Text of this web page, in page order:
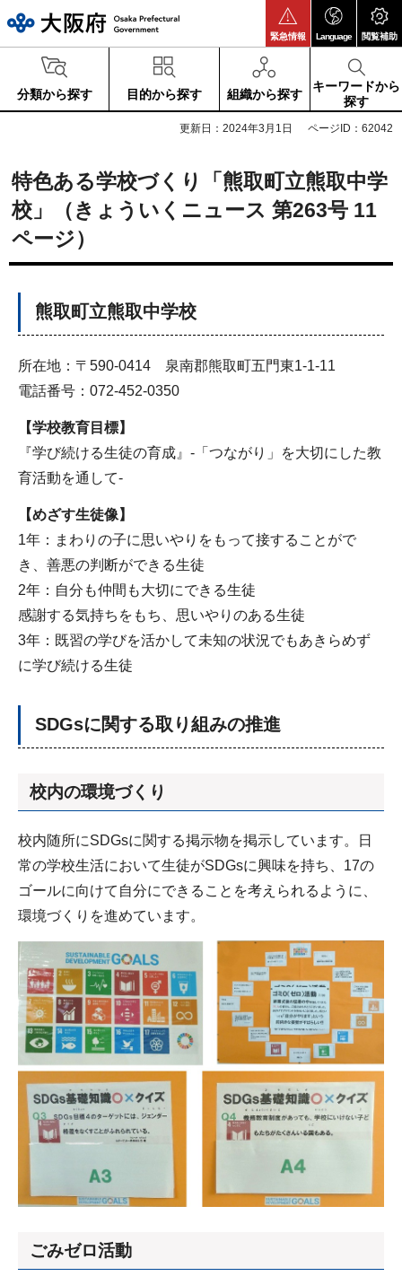
緊急情報 Language 閲覧補助
分類から探す 目的から探す 組織から探す
キーワードから
探す
更新日：2024年3月1日 ページID：62042
特色ある学校づくり「熊取町立熊取中学
校」（きょういくニュース 第263号 11
ページ）
熊取町立熊取中学校
所在地：〒590-0414 泉南郡熊取町五門東1-1-11
電話番号：072-452-0350
【学校教育目標】
『学び続ける生徒の育成』-「つながり」を大切にした教
育活動を通して-
【めざす生徒像】
1年：まわりの子に思いやりをもって接することがで
き、善悪の判断ができる生徒
2年：自分も仲間も大切にできる生徒
感謝する気持ちをもち、思いやりのある生徒
3年：既習の学びを活かして未知の状況でもあきらめず
に学び続ける生徒
SDGsに関する取り組みの推進
校内の環境づくり
校内随所にSDGsに関する掲示物を掲示しています。日
常の学校生活において生徒がSDGsに興味を持ち、17の
ゴールに向けて自分にできることを考えられるように、
環境づくりを進めています。
ごみゼロ活動